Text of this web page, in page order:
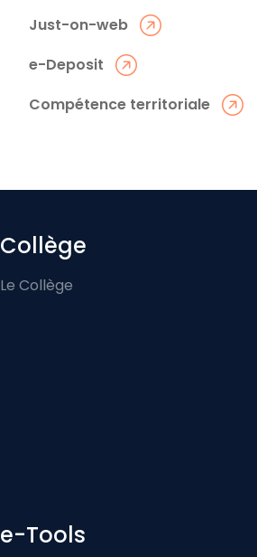
Just-on-web
e-Deposit
Compétence territoriale
Collège
Le Collège
e-Tools